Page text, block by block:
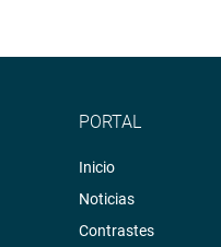
PORTAL
Inicio
Noticias
Contrastes